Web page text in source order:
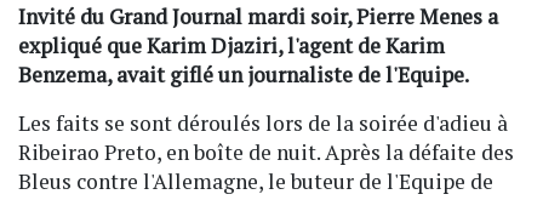
Invité du Grand Journal mardi soir, Pierre Menes a
expliqué que Karim Djaziri, l'agent de Karim
Benzema, avait giflé un journaliste de l'Equipe.
Les faits se sont déroulés lors de la soirée d'adieu à
Ribeirao Preto, en boîte de nuit. Après la défaite des
Bleus contre l'Allemagne, le buteur de l'Equipe de